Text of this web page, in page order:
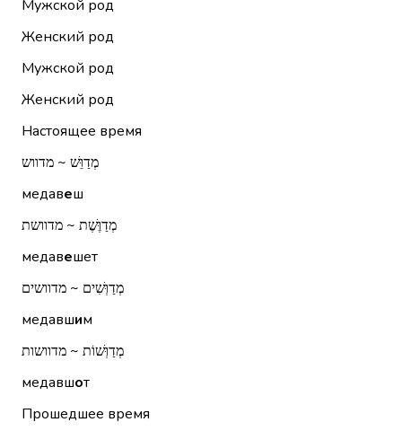
Мужской род
Женский род
Мужской род
Женский род
Настоящее время
מְדַוֵּשׁ ~ מדווש
медавеш
מְדַוֶּשֶׁת ~ מדוושת
медавешет
מְדַוְּשִׁים ~ מדוושים
медавшим
מְדַוְּשׁוֹת ~ מדוושות
медавшот
Прошедшее время